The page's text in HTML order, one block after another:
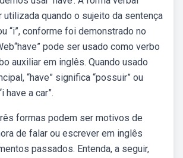
utilizada quando o sujeito da sentença
“i”, conforme foi demonstrado no
pode ser usado como verbo
auxiliar em inglês. Quando usado
“have” significa “possuir” ou
have a car”.
formas podem ser motivos de
de falar ou escrever em inglês
passados. Entenda, a seguir,